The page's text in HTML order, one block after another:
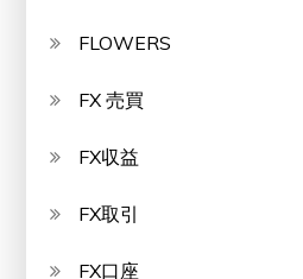
FLOWERS
FX 売買
FX収益
FX取引
FX口座